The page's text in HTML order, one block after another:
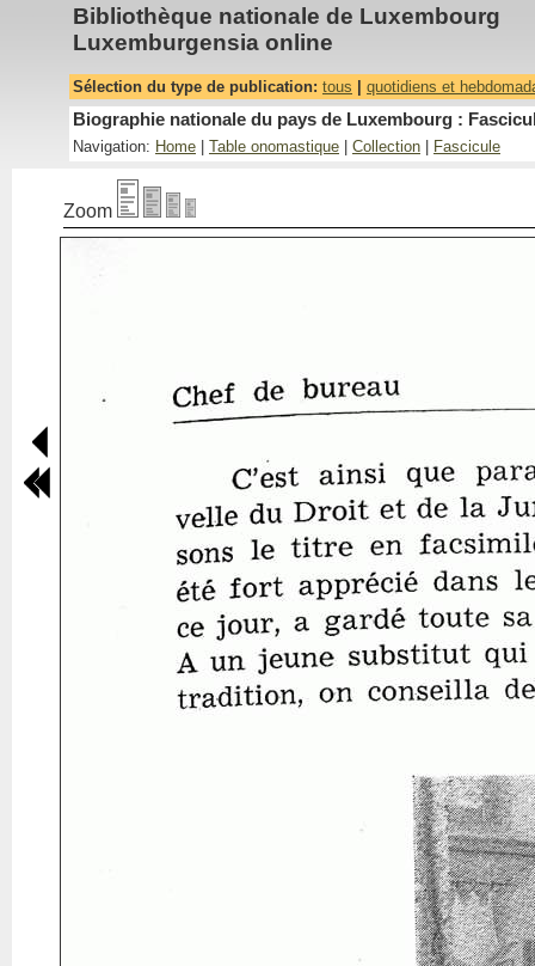
Bibliothèque nationale de Luxembourg
Luxemburgensia online
Sélection du type de publication: tous quotidiens et
Biographie nationale du pays de Luxembourg :
Navigation: Home Table onomastique Collection Fascicule
Zoom